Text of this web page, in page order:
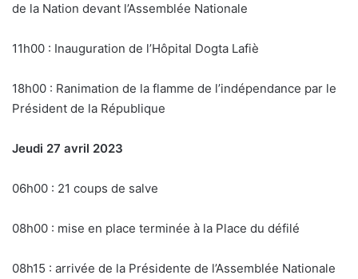
de la Nation devant l’Assemblée Nationale
11h00 : Inauguration de l’Hôpital Dogta Lafiè
18h00 : Ranimation de la flamme de l’indépendance par le
Président de la République
Jeudi 27 avril 2023
06h00 : 21 coups de salve
08h00 : mise en place terminée à la Place du défilé
08h15 : arrivée de la Présidente de l’Assemblée Nationale